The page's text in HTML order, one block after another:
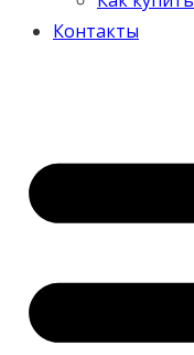
Контакты